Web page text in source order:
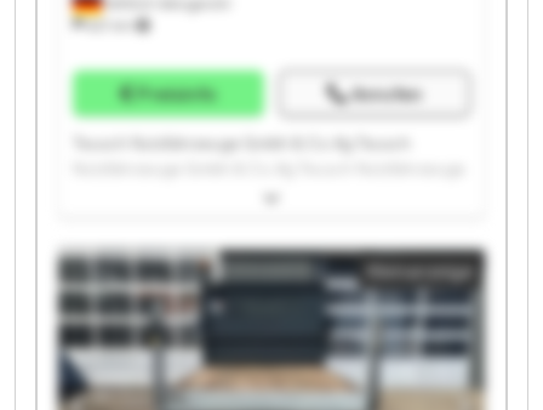
621 km
Preisinfo Anrufen
Teusch Nutzfahrzeuge Gmbh & Co. Kg Teusch
Gmbh & Co. Kg Teusch Nutzfahrzeuge Gmbh & Co. Kg
Nutzfahrzeuge Gmbh & Co. Kg Teusch Nutzfahrzeuge
Gmbh & Co. Kg Teusch Nutzfahrzeuge Gmbh & Co. Kg
Teusch Nutzfahrzeuge Gmbh & Co. Kg Teusch
Nutzfahrzeuge Gmbh & Co. Kg Teusch Nutzfahrzeuge
Gmbh & Co. Kg Teusch Nutzfahrzeuge Gmbh & Co. Kg
Teusch Nutzfahrzeuge Gmbh & Co. Kg Teusch
Nutzfahrzeuge Gmbh & Co. Kg Teusch Nutzfahrzeuge
Kleinanzeige